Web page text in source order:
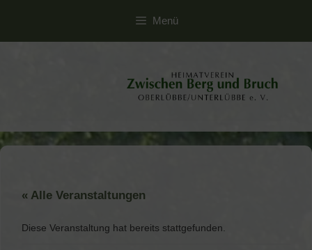
Menü
« Alle Veranstaltungen
Diese Veranstaltung hat bereits stattgefunden.